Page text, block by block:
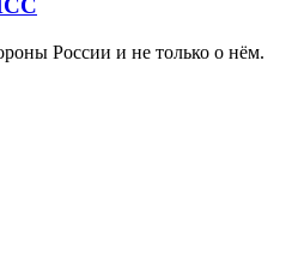
России и не только о нём.